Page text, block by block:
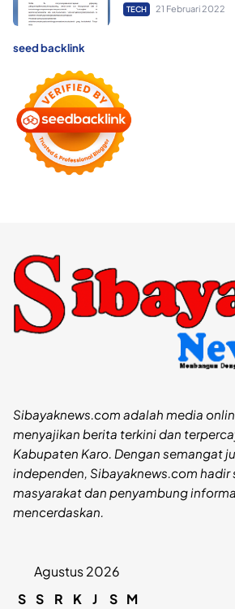
TECH 21 Februari 2022
seed backlink
Sibayaknews.com adalah media
menyajikan berita terkini dan
Kabupaten Karo. Dengan semangat
independen, Sibayaknews.com hadir
masyarakat dan penyambung
mencerdaskan.
Agustus 2026
S S R K J S M